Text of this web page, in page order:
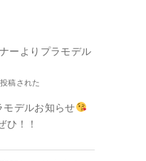
ーよりプラモデル
稿された
モデルお知らせ
ひ！！